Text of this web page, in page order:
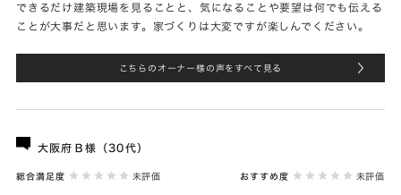
できるだけ建築現場を見ることと、気になることや要望は何でも伝える
ことが大事だと思います。家づくりは大変ですが楽しんでください。
こちらのオーナー様の声をすべて見る
大阪府Ｂ様（30代）
総合満足度 未評価 おすすめ度 未評価